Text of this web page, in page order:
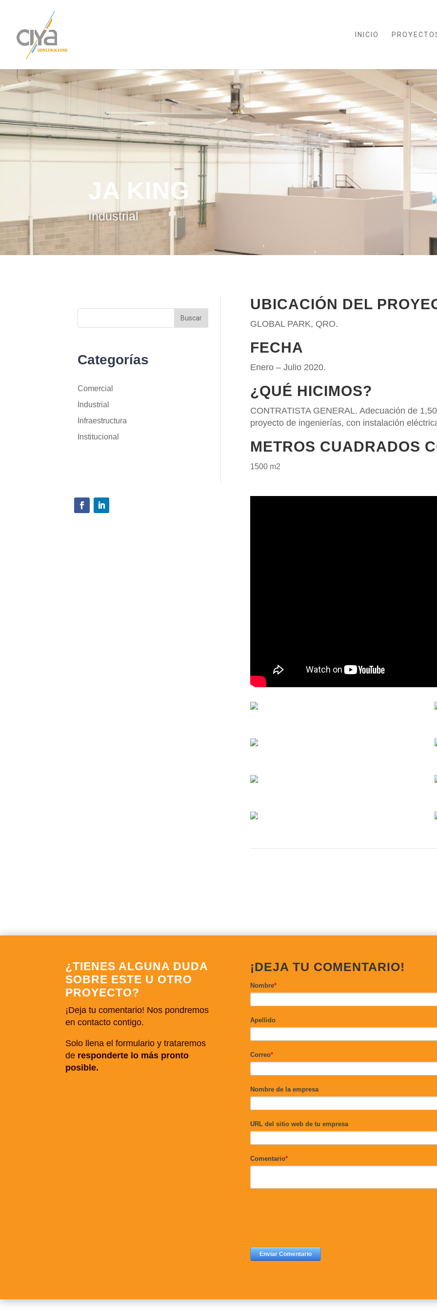
INICIO
JA KING
Industrial
Categorías
Comercial
Industrial
Infraestructura
Institucional
UBICACIÓN DEL
GLOBAL PARK, QRO.
FECHA
Enero – Julio 2020.
¿QUÉ HICIMOS?
CONTRATISTA GENERAL. Adecuación de
proyecto de ingenierías, con instalación
METROS CUADRADOS
1500 m2
¿TIENES ALGUNA DUDA
SOBRE ESTE U OTRO
PROYECTO?
¡Deja tu comentario! Nos pondremos
en contacto contigo.
Solo llena el formulario y trataremos
de responderte lo más pronto
posible.
¡DEJA TU COMENTARIO!
Nombre*
Apellido
Correo*
Nombre de la empresa
URL del sitio web de tu empresa
Comentario*